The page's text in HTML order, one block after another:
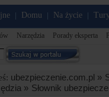
Domu Na życie
Narzędzia Porady eksperta
ubezpieczenie.com.pl »
» Słownik